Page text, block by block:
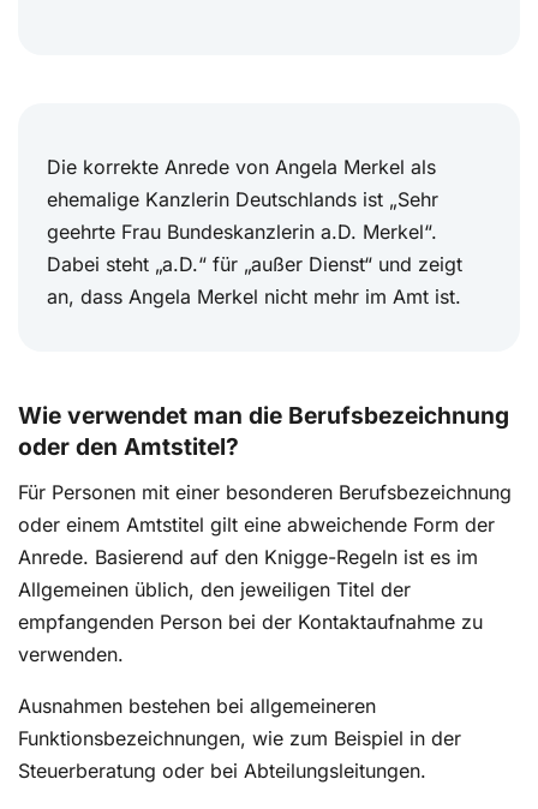
Die korrekte Anrede von Angela Merkel als
ehemalige Kanzlerin Deutschlands ist „Sehr
geehrte Frau Bundeskanzlerin a.D. Merkel“.
Dabei steht „a.D.“ für „außer Dienst“ und zeigt
an, dass Angela Merkel nicht mehr im Amt ist.
Wie verwendet man die Berufsbezeichnung
oder den Amtstitel?
Für Personen mit einer besonderen Berufsbezeichnung
oder einem Amtstitel gilt eine abweichende Form der
Anrede. Basierend auf den Knigge-Regeln ist es im
Allgemeinen üblich, den jeweiligen Titel der
empfangenden Person bei der Kontaktaufnahme zu
verwenden.
Ausnahmen bestehen bei allgemeineren
Funktionsbezeichnungen, wie zum Beispiel in der
Steuerberatung oder bei Abteilungsleitungen.